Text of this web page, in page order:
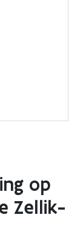
op
Zellik-